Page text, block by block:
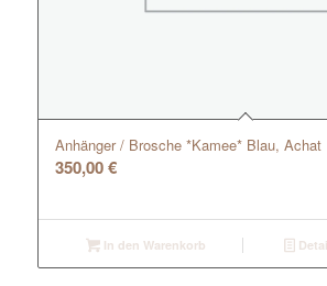
Anhänger / Brosche *Kamee* Blau, Achat
350,00€
In den Warenkorb